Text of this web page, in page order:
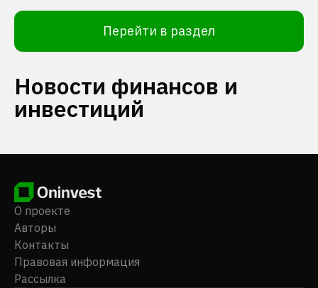
Перейти в раздел
Новости финансов и
инвестиций
О проекте
Авторы
Контакты
Правовая информация
Рассылка